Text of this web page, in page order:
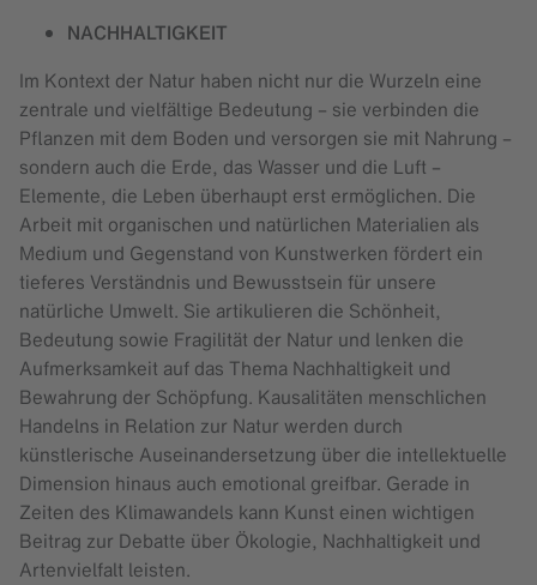
NACHHALTIGKEIT
Im Kontext der Natur haben nicht nur die Wurzeln eine
zentrale und vielfältige Bedeutung – sie verbinden die
Pflanzen mit dem Boden und versorgen sie mit Nahrung –
sondern auch die Erde, das Wasser und die Luft –
Elemente, die Leben überhaupt erst ermöglichen. Die
Arbeit mit organischen und natürlichen Materialien als
Medium und Gegenstand von Kunstwerken fördert ein
tieferes Verständnis und Bewusstsein für unsere
natürliche Umwelt. Sie artikulieren die Schönheit,
Bedeutung sowie Fragilität der Natur und lenken die
Aufmerksamkeit auf das Thema Nachhaltigkeit und
Bewahrung der Schöpfung. Kausalitäten menschlichen
Handelns in Relation zur Natur werden durch
künstlerische Auseinandersetzung über die intellektuelle
Dimension hinaus auch emotional greifbar. Gerade in
Zeiten des Klimawandels kann Kunst einen wichtigen
Beitrag zur Debatte über Ökologie, Nachhaltigkeit und
Artenvielfalt leisten.